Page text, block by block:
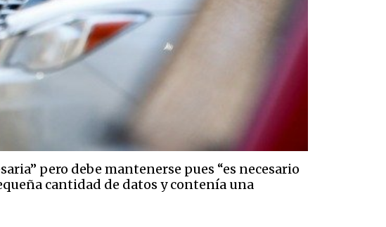
pero debe mantenerse pues “es necesario
cantidad de datos y contenía una